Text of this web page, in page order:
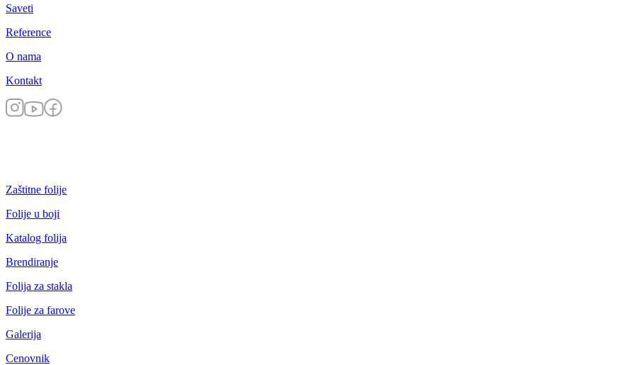
Saveti
Reference
O nama
Kontakt
Zaštitne folije
Folije u boji
Katalog folija
Brendiranje
Folija za stakla
Folije za farove
Galerija
Cenovnik